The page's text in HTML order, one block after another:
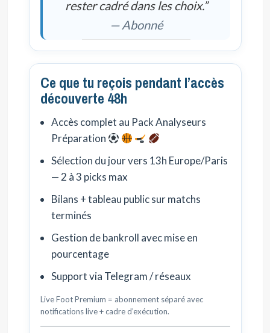
rester cadré dans les choix.”
— Abonné
Ce que tu reçois pendant l’accès
découverte 48h
Accès complet au Pack Analyseurs
Préparation
Sélection du jour vers 13h Europe/Paris
— 2 à 3 picks max
Bilans + tableau public sur matchs
terminés
Gestion de bankroll avec mise en
pourcentage
Support via Telegram / réseaux
Live Foot Premium = abonnement séparé avec
notifications live + cadre d’exécution.